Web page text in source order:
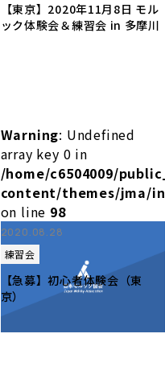
【東京】2020年11月8日 モル
ック体験会＆練習会 in 多摩川
Warning: Undefined
array key 0 in
/home/c6504009/
content/themes/jma/
on line 98
2020.08.28
練習会
【急募】初心者体験会（東
京）